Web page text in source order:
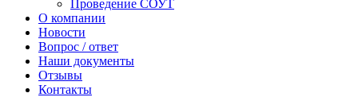
Проведение СОУТ
О компании
Новости
Вопрос / ответ
Наши документы
Отзывы
Контакты